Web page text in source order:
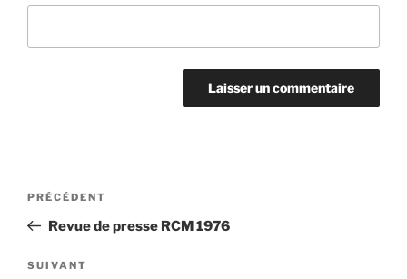
Navigation
l'article
Article
précédent
PRÉCÉDENT
Revue de presse RCM 1976
Article
SUIVANT